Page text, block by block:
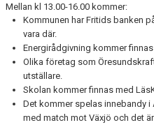
Mellan kl 13.00-16.00 kommer:
Kommunen har Fritids banken
vara där.
Energirådgivning kommer finnas
Olika företag som
utställare.
Skolan kommer finnas med
Det kommer spelas innebandy i
med match mot Växjö och det